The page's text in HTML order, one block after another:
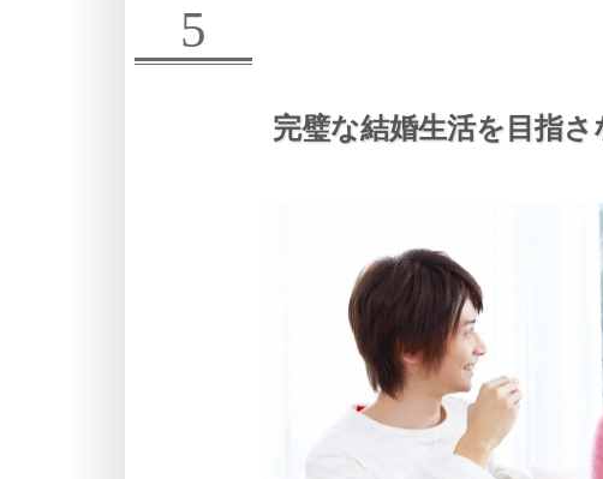
5
完璧な結婚生活を目指さ